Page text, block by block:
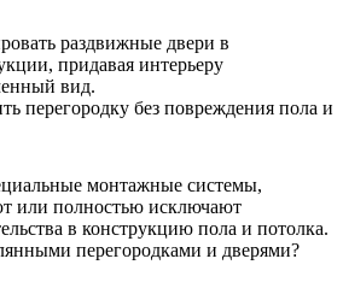
раздвижные двери в
придавая интерьеру
вид.
перегородку без повреждения пола и
монтажные системы,
или полностью исключают
в конструкцию пола и потолка.
перегородками и дверями?